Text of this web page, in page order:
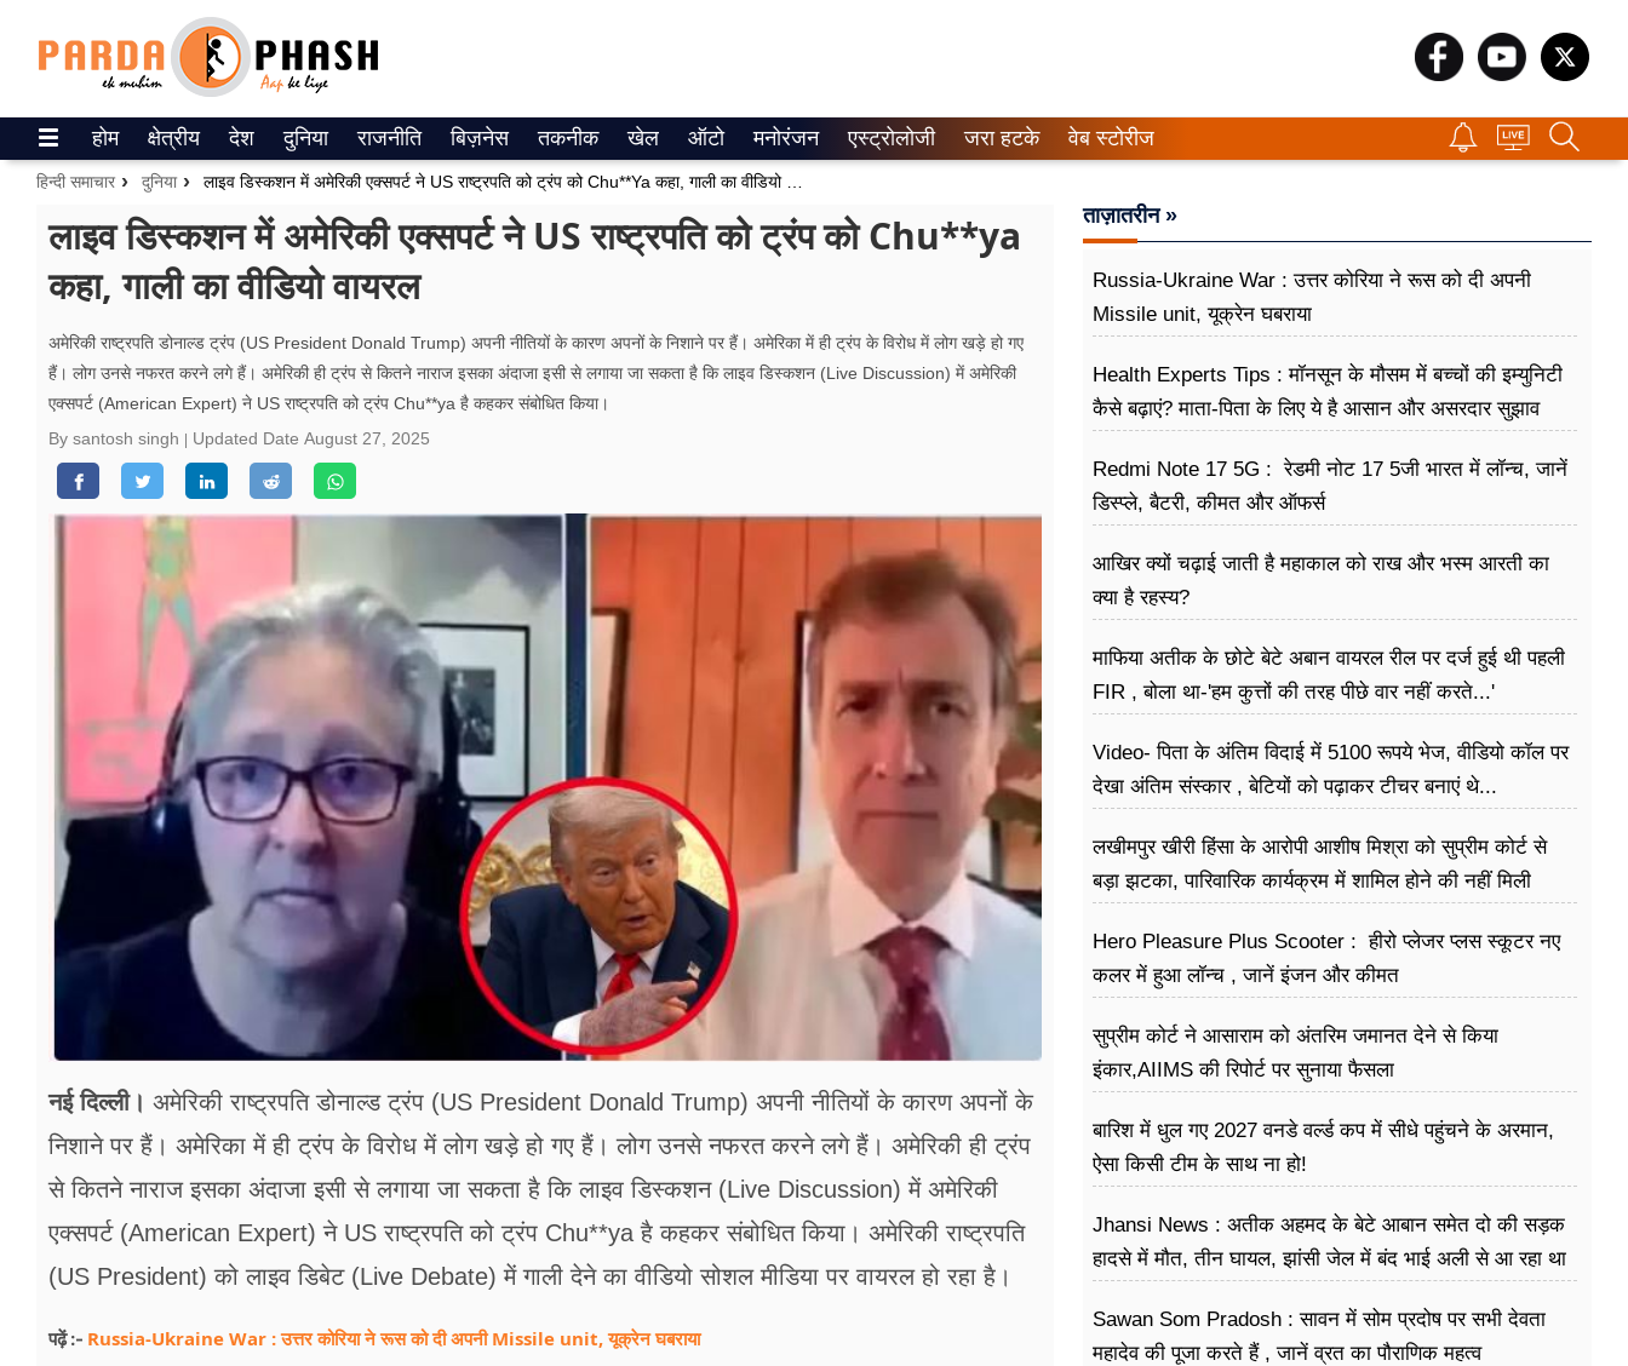
ePaper
उत्तर प्रदेश
गैलरी
वीडियो
रिलेशनशिप
जीवन मंत्रा
अन्य खबरें
होम क्षेत्रीय देश दुनिया राजनीति बिज़नेस तकनीक खेल ऑटो मनोरंजन एस्ट्रोलोजी जरा हटके वेब स्टोरीज
हिन्दी समाचार दुनिया
लाइव डिस्कशन में अमेरिकी एक्सपर्ट ने US राष्ट्रपति को ट्रंप को Chu**ya
कहा, गाली का वीडियो वायरल
अमेरिकी राष्ट्रपति डोनाल्ड ट्रंप (US President Donald Trump) अपनी नीतियों के कारण अपनों के निशाने पर हैं। अमेरिका में ही ट्रंप के विरोध में लोग खड़े हो गए
हैं। लोग उनसे नफरत करने लगे हैं। अमेरिकी ही ट्रंप से कितने नाराज इसका अंदाजा इसी से लगाया जा सकता है कि लाइव डिस्कशन (Live Discussion) में अमेरिकी
एक्सपर्ट (American Expert) ने US राष्ट्रपति को ट्रंप Chu**ya है कहकर संबोधित किया।
By santosh singh
Updated Date August 27, 2025
नई दिल्ली। अमेरिकी राष्ट्रपति डोनाल्ड ट्रंप (US President Donald Trump) अपनी नीतियों के कारण अपनों के
निशाने पर हैं। अमेरिका में ही ट्रंप के विरोध में लोग खड़े हो गए हैं। लोग उनसे नफरत करने लगे हैं। अमेरिकी ही ट्रंप
से कितने नाराज इसका अंदाजा इसी से लगाया जा सकता है कि लाइव डिस्कशन (Live Discussion) में अमेरिकी
एक्सपर्ट (American Expert) ने US राष्ट्रपति को ट्रंप Chu**ya है कहकर संबोधित किया। अमेरिकी राष्ट्रपति
(US President) को लाइव डिबेट (Live Debate) में गाली देने का वीडियो सोशल मीडिया पर वायरल हो रहा है।
पढ़ें :- Russia-Ukraine War : उत्तर कोरिया ने रूस को दी अपनी Missile unit, यूक्रेन घबराया
ताज़ातरीन »
Russia-Ukraine War : उत्तर कोरिया ने रूस को दी अपनी
Missile unit, यूक्रेन घबराया
Health Experts Tips : मॉनसून के मौसम में बच्चों की इम्युनिटी
कैसे बढ़ाएं? माता-पिता के लिए ये है आसान और असरदार सुझाव
Redmi Note 17 5G : रेडमी नोट 17 5जी भारत में लॉन्च, जानें
डिस्प्ले, बैटरी, कीमत और ऑफर्स
आखिर क्यों चढ़ाई जाती है महाकाल को राख और भस्म आरती का
क्या है रहस्य?
माफिया अतीक के छोटे बेटे अबान वायरल रील पर दर्ज हुई थी पहली
FIR , बोला था-'हम कुत्तों की तरह पीछे वार नहीं करते...'
Video- पिता के अंतिम विदाई में 5100 रूपये भेज, वीडियो कॉल पर
देखा अंतिम संस्कार , बेटियों को पढ़ाकर टीचर बनाएं थे...
लखीमपुर खीरी हिंसा के आरोपी आशीष मिश्रा को सुप्रीम कोर्ट से
बड़ा झटका, पारिवारिक कार्यक्रम में शामिल होने की नहीं मिली
Hero Pleasure Plus Scooter : हीरो प्लेजर प्लस स्कूटर नए
कलर में हुआ लॉन्च , जानें इंजन और कीमत
सुप्रीम कोर्ट ने आसाराम को अंतरिम जमानत देने से किया
इंकार,AIIMS की रिपोर्ट पर सुनाया फैसला
बारिश में धुल गए 2027 वनडे वर्ल्ड कप में सीधे पहुंचने के अरमान,
ऐसा किसी टीम के साथ ना हो!
Jhansi News : अतीक अहमद के बेटे आबान समेत दो की सड़क
हादसे में मौत, तीन घायल, झांसी जेल में बंद भाई अली से आ रहा था
Sawan Som Pradosh : सावन में सोम प्रदोष पर सभी देवता
महादेव की पूजा करते हैं , जानें व्रत का पौराणिक महत्व